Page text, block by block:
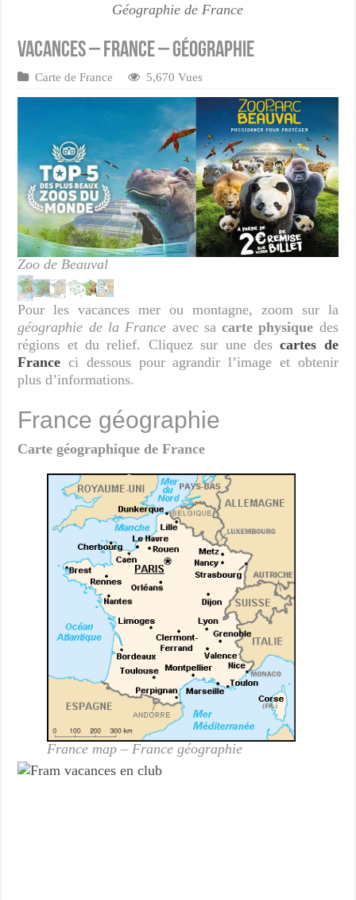
Géographie de France
Vacances – France – Géographie
Carte de France 5,670 Vues
Zoo de Beauval
Pour les vacances mer ou montagne, zoom sur la
géographie de la France avec sacarte physique des
régions et du relief. Cliquez sur une descartes de
France ci dessous pour agrandir l’image et obtenir
plus d’informations.
France géographie
Carte géographique de France
France map – France géographie